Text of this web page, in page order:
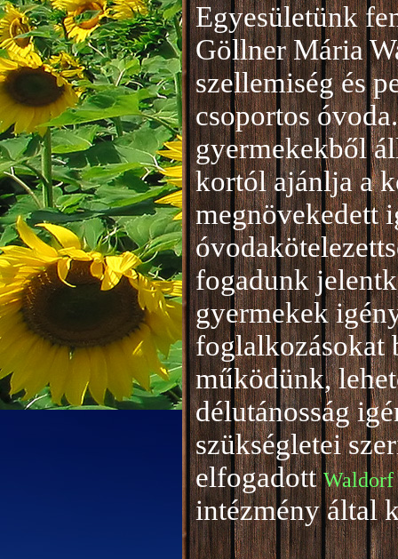
Egyesületünk
Göllner Mária
szellemiség és
csoportos
gyermekekből
kortól ajánlja a
megnövekedett
fogadunk
gyermekek
foglalkozásokat
működünk,
délutánosság
szükségletei
elfogadott Waldorf
intézmény által